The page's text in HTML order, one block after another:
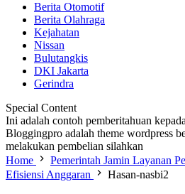
Berita Otomotif
Berita Olahraga
Kejahatan
Nissan
Bulutangkis
DKI Jakarta
Gerindra
Special Content
Ini adalah contoh pemberitahuan
Bloggingpro adalah theme wordpress
melakukan pembelian silahkan
Home
Pemerintah Jamin Layanan
Efisiensi Anggaran
Hasan-nasbi2